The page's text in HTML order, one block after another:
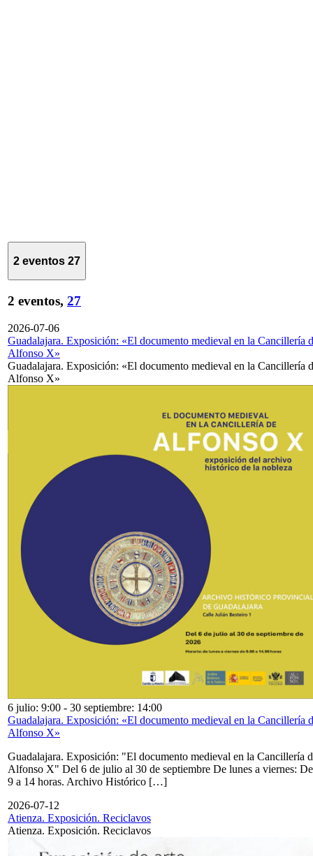
2 eventos 27
2 eventos, 27
2026-07-06
Guadalajara. Exposición: «El documento medieval en la Cancillería
Alfonso X»
Guadalajara. Exposición: «El documento medieval en la Cancillería
Alfonso X»
6 julio: 9:00 - 30 septiembre: 14:00
Guadalajara. Exposición: «El documento medieval en la Cancillería
Alfonso X»
Guadalajara. Exposición: "El documento medieval en la Cancillería
Alfonso X" Del 6 de julio al 30 de septiembre De lunes a viernes: De
9 a 14 horas. Archivo Histórico […]
2026-07-12
Atienza. Exposición. Reciclavos
Atienza. Exposición. Reciclavos